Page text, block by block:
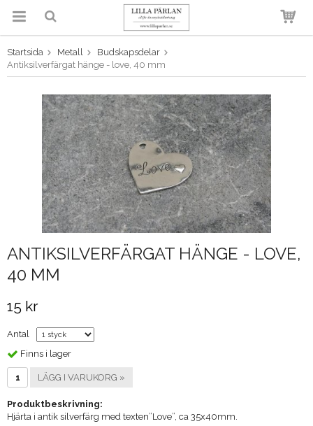
Produkten har blivit tillagd i
varukorgen
Startsida Metall
Budskapsdelar
Antiksilverfärgat hänge - love, 40 mm
ANTIKSILVERFÄRGAT HÄNGE - LOVE,
40 MM
15 kr
Antal
Finns i lager
LÄGG I VARUKORG »
Produktbeskrivning:
Hjärta i antik silverfärg med texten”Love”, ca 35x40mm.